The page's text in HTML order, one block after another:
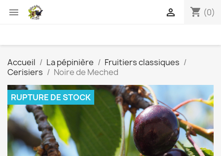
 shopping_cart (0)

Accueil La pépinière
Fruitiers classiques
Cerisiers
Noire de Meched
RUPTURE DE STOCK